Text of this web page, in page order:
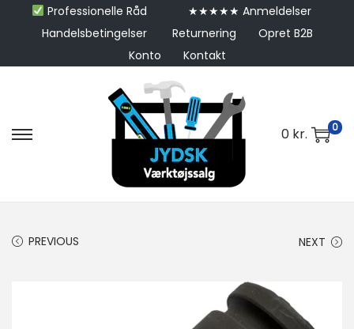
Professionelle Råd
★★★★★ Anmeldelser
Handelsbetingelser
Returnering
Opret B2B
Konto
Kontakt
0 kr. 0
PREVIOUS NEXT